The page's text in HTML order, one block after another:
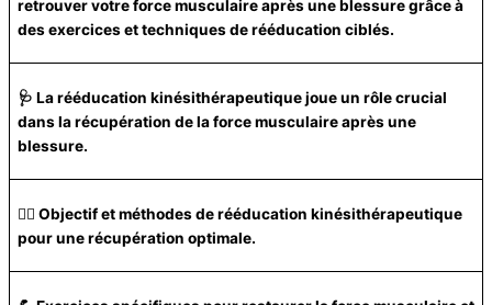
retrouver votre force musculaire après une blessure grâce à
des exercices et techniques de rééducation ciblés.
🩺 La rééducation kinésithérapeutique joue un rôle crucial
dans la récupération de la force musculaire après une
blessure.
🏃‍♂️ Objectif et méthodes de rééducation kinésithérapeutique
pour une récupération optimale.